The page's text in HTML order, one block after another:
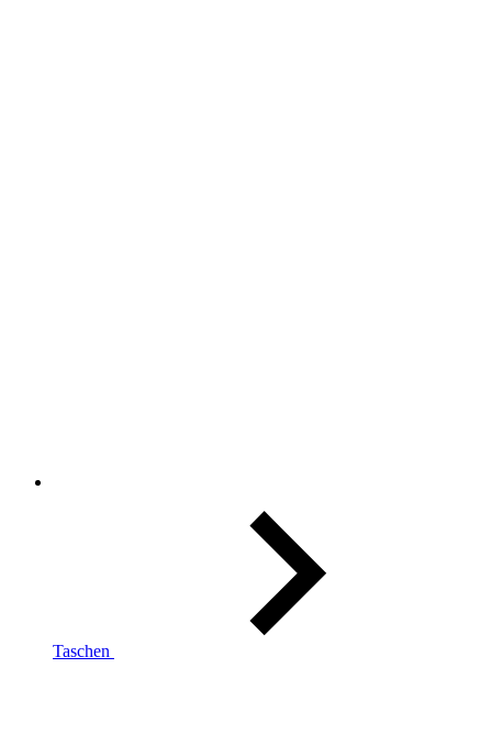
Taschen